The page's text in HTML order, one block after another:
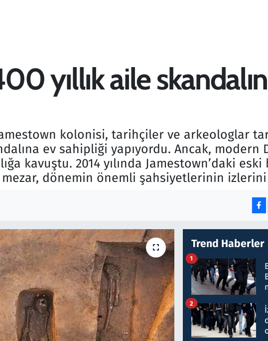
yıllık aile
kolonisi, tarihçiler ve arkeologlar
ev sahipliği yapıyordu. Ancak, modern
kavuştu. 2014 yılında Jamestown’daki
dönemin önemli şahsiyetlerinin izlerini
Trend Haberler
1
2